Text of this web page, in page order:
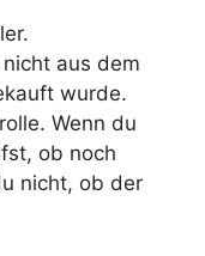
aus dem
wurde.
Wenn du
ob noch
nicht, ob der